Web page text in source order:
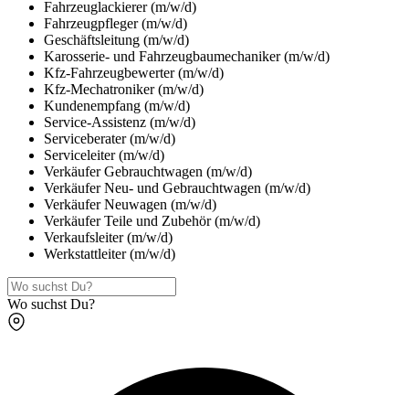
Fahrzeuglackierer (m/w/d)
Fahrzeugpfleger (m/w/d)
Geschäftsleitung (m/w/d)
Karosserie- und Fahrzeugbaumechaniker (m/w/d)
Kfz-Fahrzeugbewerter (m/w/d)
Kfz-Mechatroniker (m/w/d)
Kundenempfang (m/w/d)
Service-Assistenz (m/w/d)
Serviceberater (m/w/d)
Serviceleiter (m/w/d)
Verkäufer Gebrauchtwagen (m/w/d)
Verkäufer Neu- und Gebrauchtwagen (m/w/d)
Verkäufer Neuwagen (m/w/d)
Verkäufer Teile und Zubehör (m/w/d)
Verkaufsleiter (m/w/d)
Werkstattleiter (m/w/d)
Wo suchst Du?